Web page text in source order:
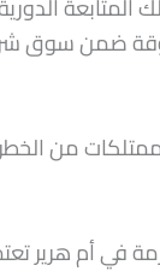
ضمن سوق
من
أم هرير